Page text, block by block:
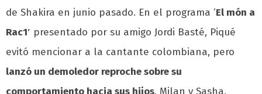
de Shakira en junio pasado. En el programa ‘El món a
Rac1′ presentado por su amigo Jordi Basté, Piqué
evitó mencionar a la cantante colombiana, pero
lanzó un demoledor reproche sobre su
comportamiento hacia sus hijos, Milan y Sasha.